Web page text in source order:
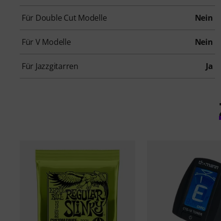
Für Double Cut Modelle Nein
Für V Modelle Nein
Für Jazzgitarren Ja